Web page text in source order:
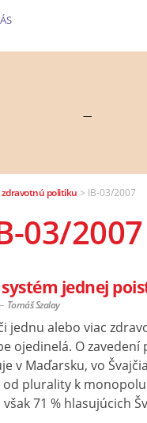
—
politiku > IB-03/2007
03/2007
jednej
Tomáš Szalay
jednu alebo viac
ojedinelá. O zavedení
v Maďarsku, vo
od plurality k
však 71 % hlasujúcich